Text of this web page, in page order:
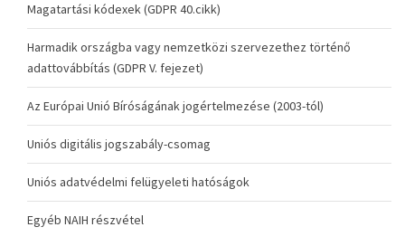
Magatartási kódexek (GDPR 40.cikk)
Harmadik országba vagy nemzetközi szervezethez történő
adattovábbítás (GDPR V. fejezet)
Az Európai Unió Bíróságának jogértelmezése (2003-tól)
Uniós digitális jogszabály-csomag
Uniós adatvédelmi felügyeleti hatóságok
Egyéb NAIH részvétel